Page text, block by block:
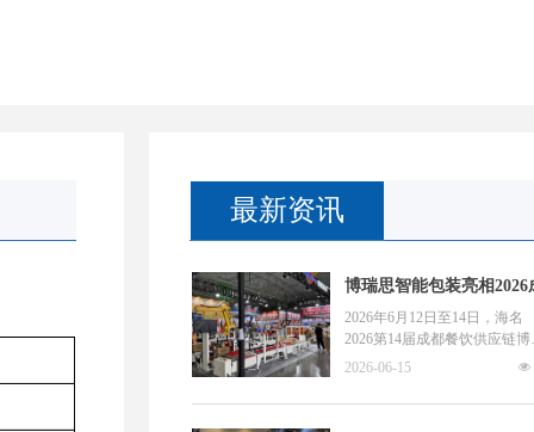
最新资讯
博瑞思智能包装亮相2026
都餐饮供应链博览会，全
动纸箱包装方案引热议
2026年6月12日至14日，海名
2026第14届成都餐饮供应链博
会在成都世纪城新国际会展中
领域的专业厂商，博瑞思智能
넶
2026-06-15